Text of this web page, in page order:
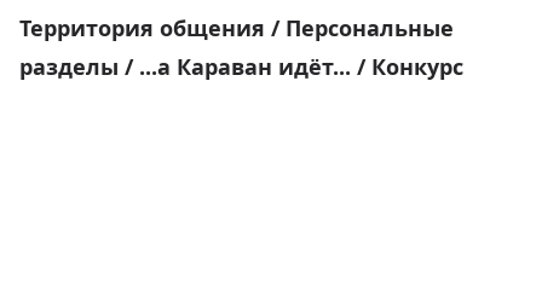
Территория общения / Персональные
разделы / ...а Караван идёт... / Конкурс